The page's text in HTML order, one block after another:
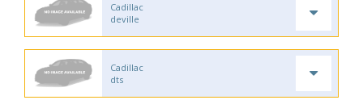
Cadillac
deville
Cadillac
dts